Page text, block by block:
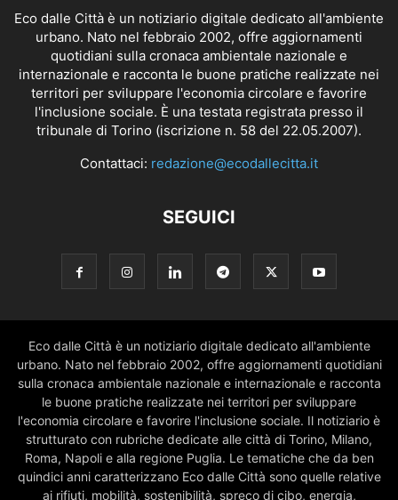
Eco dalle Città è un notiziario digitale dedicato all'ambiente
urbano. Nato nel febbraio 2002, offre aggiornamenti
quotidiani sulla cronaca ambientale nazionale e
internazionale e racconta le buone pratiche realizzate nei
territori per sviluppare l'economia circolare e favorire
l'inclusione sociale. È una testata registrata presso il
tribunale di Torino (iscrizione n. 58 del 22.05.2007).
Contattaci: redazione@ecodallecitta.it
SEGUICI
Eco dalle Città è un notiziario digitale dedicato all'ambiente
urbano. Nato nel febbraio 2002, offre aggiornamenti quotidiani
sulla cronaca ambientale nazionale e internazionale e racconta
le buone pratiche realizzate nei territori per sviluppare
l'economia circolare e favorire l'inclusione sociale. Il notiziario è
strutturato con rubriche dedicate alle città di Torino, Milano,
Roma, Napoli e alla regione Puglia. Le tematiche che da ben
quindici anni caratterizzano Eco dalle Città sono quelle relative
ai rifiuti, mobilità, sostenibilità, spreco di cibo, energia,